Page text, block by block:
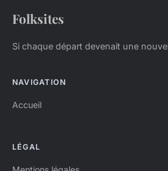
Folksites
Si chaque départ devenait une
NAVIGATION
Accueil
LÉGAL